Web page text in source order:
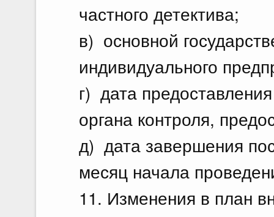
частного детектива;
в) основной
индивидуального
г) дата
органа контроля,
д) дата завершения
месяц начала
11. Изменения в план